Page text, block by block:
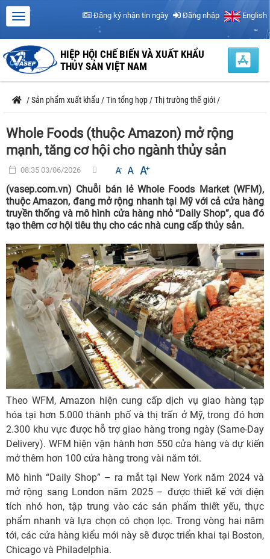
Đăng ký nhận tin ngày Đăng nhập English
HIỆP HỘI CHẾ BIẾN VÀ XUẤT KHẨU
THỦY SẢN VIỆT NAM
/Sản phẩm xuất khẩu /Tin tổng hợp /Thị trường thế giới /
Whole Foods (thuộc Amazon) mở rộng
mạnh, tăng cơ hội cho ngành thủy sản
08:35 03/06/2026
(vasep.com.vn) Chuỗi bán lẻ Whole Foods Market (WFM),
thuộc Amazon, đang mở rộng nhanh tại Mỹ với cả cửa hàng
truyền thống và mô hình cửa hàng nhỏ “Daily Shop”, qua đó
tạo thêm cơ hội tiêu thụ cho các nhà cung cấp thủy sản.
Theo WFM, Amazon hiện cung cấp dịch vụ giao hàng tạp
hóa tại hơn 5.000 thành phố và thị trấn ở Mỹ, trong đó hơn
2.300 khu vực được hỗ trợ giao hàng trong ngày (Same-Day
Delivery). WFM hiện vận hành hơn 550 cửa hàng và dự kiến
mở thêm hơn 100 cửa hàng trong vài năm tới.
Mô hình “Daily Shop” – ra mắt tại New York năm 2024 và
mở rộng sang London năm 2025 – được thiết kế với diện
tích nhỏ hơn, tập trung vào các sản phẩm thiết yếu, thực
phẩm nhanh và lựa chọn có chọn lọc. Trong vòng hai năm
tới, các cửa hàng kiểu mới này sẽ được triển khai tại Boston,
Chicago và Philadelphia.